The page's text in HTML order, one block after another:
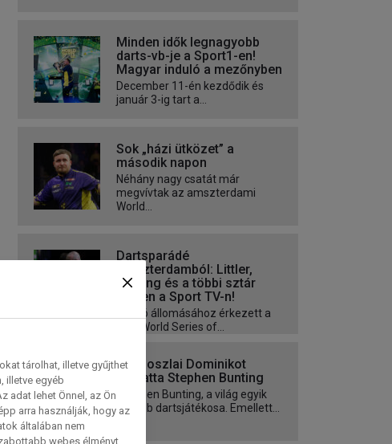
Minden idők legnagyobb
darts-vb-je a Sport1-en!
Magyar induló a mezőnyben
December 11-én kezdődik és
január 3-ig tart a...
Sok „házi ütközet” a
második napon
Néhány nagy csatát már
megvívtak az amszterdami
World...
Dartsparádé
Amszterdamból: Littler,
Bunting és a többi sztár
élőben a Sport TV-n!
Utolsó állomásához érkezett a
PDC World Series of...
Szoboszlai Dominikot
méltatta Stephen Bunting
Stephen Bunting, a világ egyik
legjobb dartsjátékosa. Emellett...
tárolhat, illetve gyűjthet
illetve egyéb
adat lehet Önnel, az Ön
arra használják, hogy az
általában nem
webes élményt